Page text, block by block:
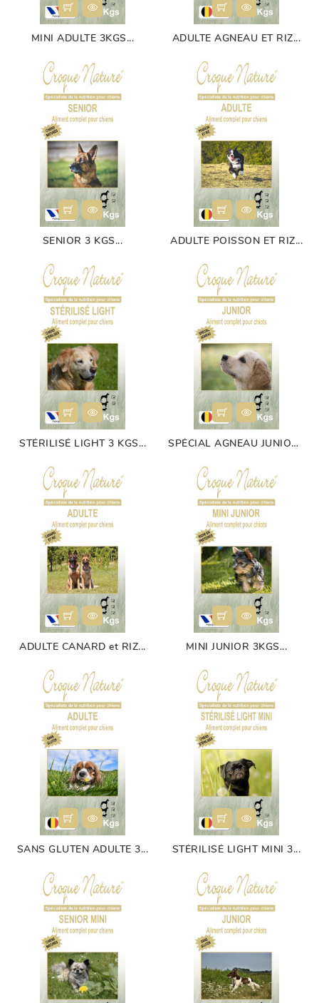
MINI ADULTE 3KGS... ADULTE AGNEAU ET RIZ...
SENIOR 3 KGS... ADULTE POISSON ET RIZ...
STÉRILISÉ LIGHT 3 KGS... SPÉCIAL AGNEAU JUNIOR...
ADULTE CANARD et RIZ... MINI JUNIOR 3KGS...
SANS GLUTEN ADULTE 3... STÉRILISÉ LIGHT MINI 3...